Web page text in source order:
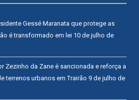
Gessé Maranata que protege as
é transformado em lei 10 de julho de
Zezinho da Zane é sancionada e reforça a
terrenos urbanos em Trairão 9 de julho de